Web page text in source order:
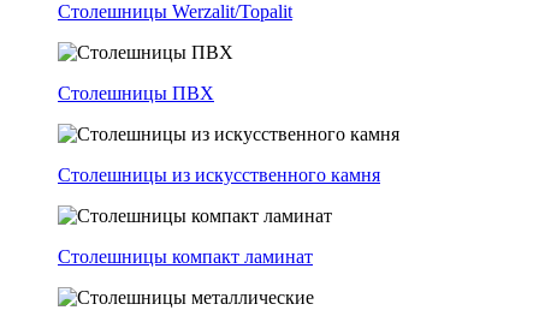
Столешницы Werzalit/Topalit
Столешницы ПВХ
Столешницы из искусственного камня
Столешницы компакт ламинат